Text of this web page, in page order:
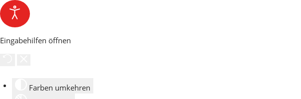
Eingabehilfen öffnen
Farben umkehren